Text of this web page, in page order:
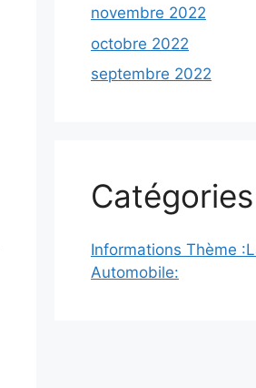
novembre 2022
octobre 2022
septembre 2022
Catégories
Informations Thème
Automobile: